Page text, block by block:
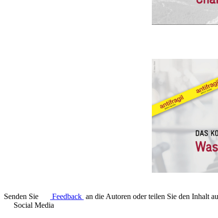
Senden Sie Feedback an die Autoren oder teilen Sie den Inhalt
Social Media